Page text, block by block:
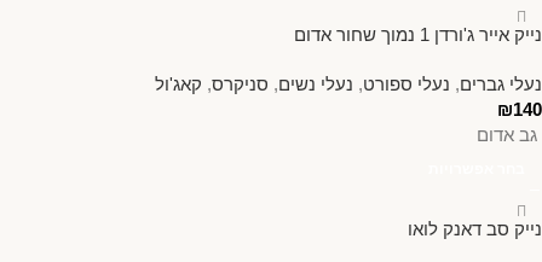
נייק אייר ג'ורדן 1 נמוך שחור אדום
נעלי גברים, נעלי ספורט, נעלי נשים, סניקרס, קאג'ול
₪140
גב אדום
נייק סב דאנק לואו